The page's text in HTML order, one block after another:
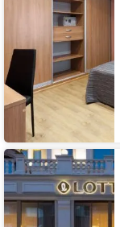
Отель
Lotte
Hotel
Samara